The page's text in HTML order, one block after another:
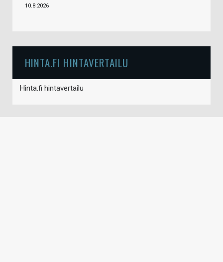
10.8.2026
HINTA.FI HINTAVERTAILU
Hinta.fi hintavertailu